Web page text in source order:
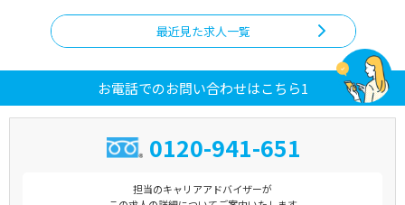
最近見た求人一覧
お電話でのお問い合わせはこちら1
0120-941-651
担当のキャリアアドバイザーが